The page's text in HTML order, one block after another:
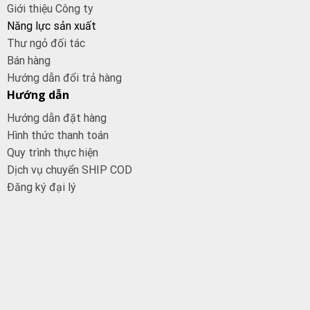
Giới thiệu Công ty
Năng lực sản xuất
Thư ngỏ đối tác
Bán hàng
Hướng dẫn đổi trả hàng
Hướng dẫn
Hướng dẫn đặt hàng
Hình thức thanh toán
Quy trình thực hiện
Dịch vụ chuyển SHIP COD
Đăng ký đại lý